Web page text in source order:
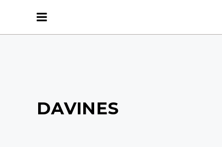
DAVINES